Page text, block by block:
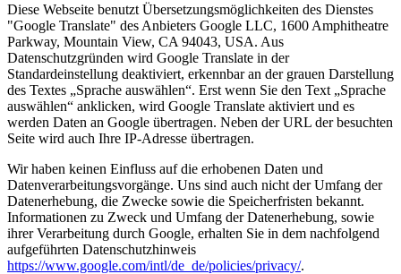
Diese Webseite benutzt Übersetzungsmöglichkeiten des Dienstes
"Google Translate" des Anbieters Google LLC, 1600 Amphitheatre
Parkway, Mountain View, CA 94043, USA. Aus
Datenschutzgründen wird Google Translate in der
Standardeinstellung deaktiviert, erkennbar an der grauen Darstellung
des Textes „Sprache auswählen“. Erst wenn Sie den Text „Sprache
auswählen“ anklicken, wird Google Translate aktiviert und es
werden Daten an Google übertragen. Neben der URL der besuchten
Seite wird auch Ihre IP-Adresse übertragen.
Wir haben keinen Einfluss auf die erhobenen Daten und
Datenverarbeitungsvorgänge. Uns sind auch nicht der Umfang der
Datenerhebung, die Zwecke sowie die Speicherfristen bekannt.
Informationen zu Zweck und Umfang der Datenerhebung, sowie
ihrer Verarbeitung durch Google, erhalten Sie in dem nachfolgend
aufgeführten Datenschutzhinweis
https://www.google.com/intl/de_de/policies/privacy/.